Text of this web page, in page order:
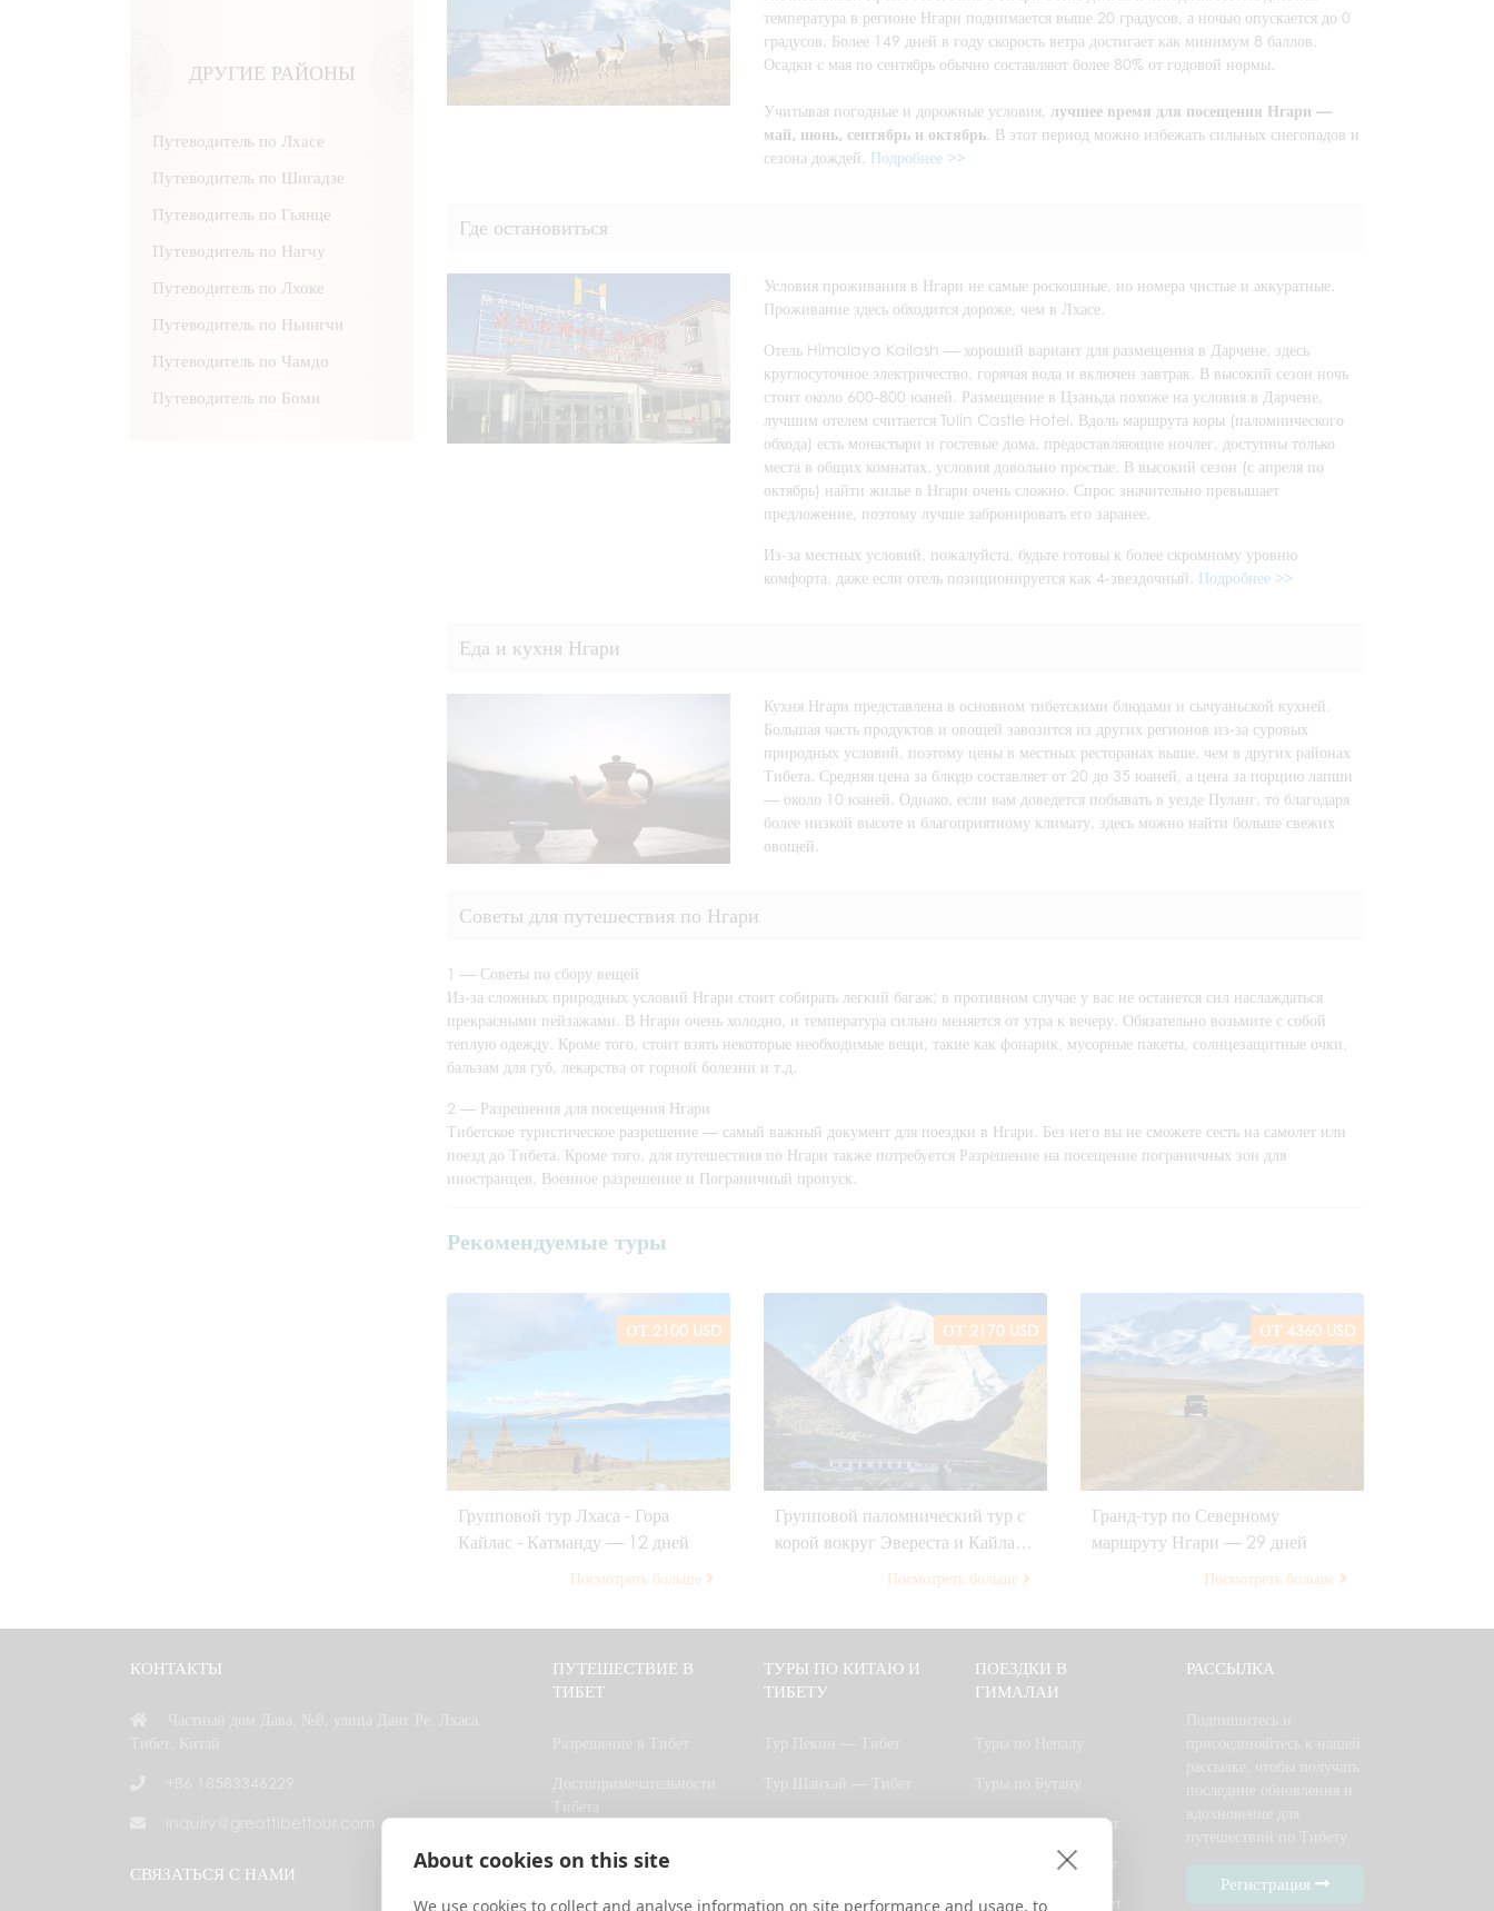
About cookies on this site
We use cookies to collect and analyse information on site performance and usage, to
ДРУГИЕ РАЙОНЫ
Путеводитель по Лхасе
Путеводитель по Шигадзе
Путеводитель по Гьянце
Путеводитель по Нагчу
Путеводитель по Лхоке
Путеводитель по Ньингчи
Путеводитель по Чамдо
Путеводитель по Боми
температура в регионе Нгари поднимается выше 20 градусов, а ночью опускается до 0
градусов. Более 149 дней в году скорость ветра достигает как минимум 8 баллов.
Осадки с мая по сентябрь обычно составляют более 80% от годовой нормы.
Учитывая погодные и дорожные условия, лучшее время для посещения Нгари —
май, июнь, сентябрь и октябрь. В этот период можно избежать сильных снегопадов и
сезона дождей. Подробнее >>
Где остановиться
Условия проживания в Нгари не самые роскошные, но номера чистые и аккуратные.
Проживание здесь обходится дороже, чем в Лхасе.
Отель Himalaya Kailash — хороший вариант для размещения в Дарчене, здесь
круглосуточное электричество, горячая вода и включен завтрак. В высокий сезон ночь
стоит около 600-800 юаней. Размещение в Цзаньда похоже на условия в Дарчене,
лучшим отелем считается Tulin Castle Hotel. Вдоль маршрута коры (паломнического
обхода) есть монастыри и гостевые дома, предоставляющие ночлег, доступны только
места в общих комнатах, условия довольно простые. В высокий сезон (с апреля по
октябрь) найти жилье в Нгари очень сложно. Спрос значительно превышает
предложение, поэтому лучше забронировать его заранее.
Из-за местных условий, пожалуйста, будьте готовы к более скромному уровню
комфорта, даже если отель позиционируется как 4-звездочный. Подробнее >>
Еда и кухня Нгари
Кухня Нгари представлена в основном тибетскими блюдами и сычуаньской кухней.
Большая часть продуктов и овощей завозится из других регионов из-за суровых
природных условий, поэтому цены в местных ресторанах выше, чем в других районах
Тибета. Средняя цена за блюдо составляет от 20 до 35 юаней, а цена за порцию лапши
— около 10 юаней. Однако, если вам доведется побывать в уезде Пуланг, то благодаря
более низкой высоте и благоприятному климату, здесь можно найти больше свежих
овощей.
Советы для путешествия по Нгари
1 — Советы по сбору вещей
Из-за сложных природных условий Нгари стоит собирать легкий багаж; в противном случае у вас не останется сил наслаждаться
прекрасными пейзажами. В Нгари очень холодно, и температура сильно меняется от утра к вечеру. Обязательно возьмите с собой
теплую одежду. Кроме того, стоит взять некоторые необходимые вещи, такие как фонарик, мусорные пакеты, солнцезащитные очки,
бальзам для губ, лекарства от горной болезни и т.д.
2 — Разрешения для посещения Нгари
Тибетское туристическое разрешение — самый важный документ для поездки в Нгари. Без него вы не сможете сесть на самолет или
поезд до Тибета. Кроме того, для путешествия по Нгари также потребуется Разрешение на посещение пограничных зон для
иностранцев, Военное разрешение и Пограничный пропуск.
Рекомендуемые туры
ОТ 2100 USD
Групповой тур Лхаса - Гора
Кайлас - Катманду — 12 дней
Посмотреть больше
ОТ 2170 USD
Групповой паломнический тур с
корой вокруг Эвереста и Кайласа
Посмотреть больше
ОТ 4360 USD
Гранд-тур по Северному
маршруту Нгари — 29 дней
Посмотреть больше
КОНТАКТЫ
СВЯЗАТЬСЯ С НАМИ
ПУТЕШЕСТВИЕ В
ТИБЕТ
ТУРЫ ПО КИТАЮ И
ТИБЕТУ
Тур Чэнду — Тибет
Тур Сининь — Тибет
ПОЕЗДКИ В
ГИМАЛАИ
Туры Непал — Тибет
Туры Бутан — Тибет
Бутан, Непал и Тибет
РАССЫЛКА
Регистрация